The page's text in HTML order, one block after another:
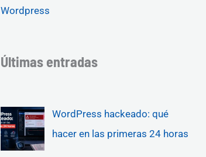
Wordpress
Últimas entradas
WordPress hackeado: qué
hacer en las primeras 24 horas